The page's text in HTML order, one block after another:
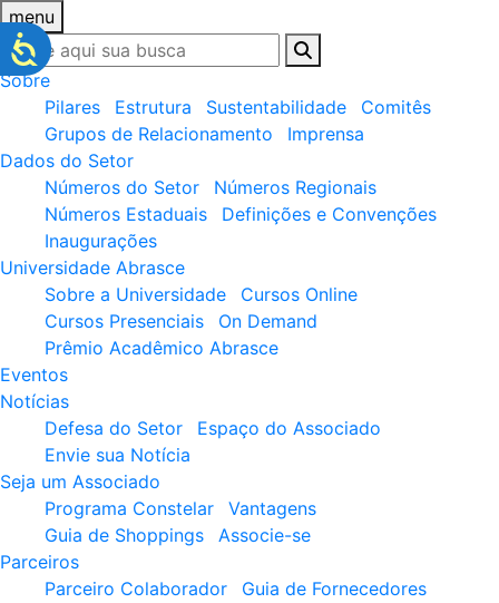
menu
Sobre
Pilares
Estrutura Sustentabilidade
Comitês
Grupos de Relacionamento
Imprensa
Dados do Setor
Números do Setor
Números Regionais
Números Estaduais
Definições e Convenções
Inaugurações
Universidade Abrasce
Sobre a Universidade
Cursos Online
Cursos Presenciais
On Demand
Prêmio Acadêmico Abrasce
Eventos
Notícias
Defesa do Setor
Espaço do Associado
Envie sua Notícia
Seja um Associado
Programa Constelar
Vantagens
Guia de Shoppings
Associe-se
Parceiros
Parceiro Colaborador
Guia de Fornecedores